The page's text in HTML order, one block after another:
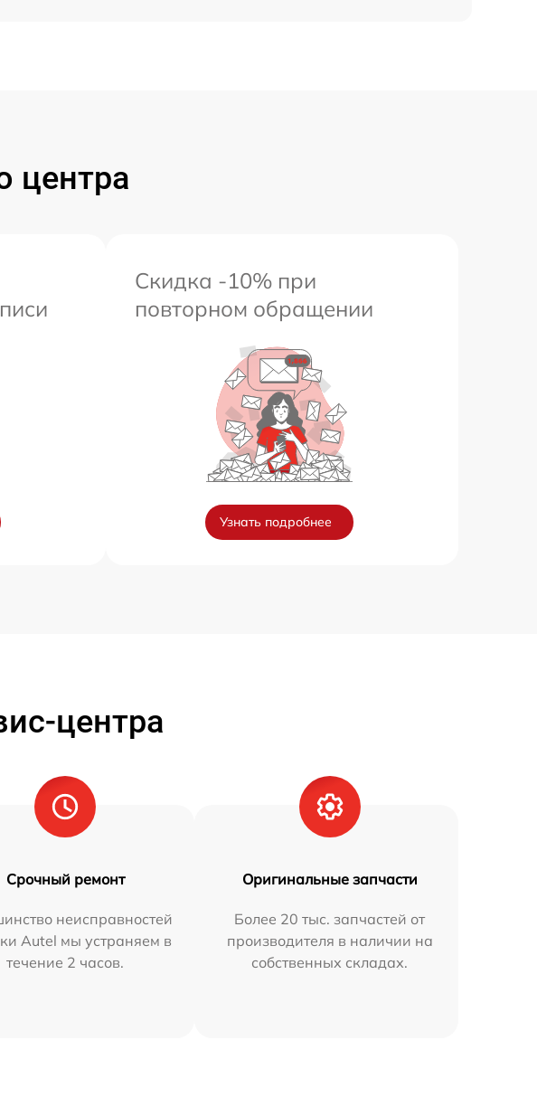
центра
Скидка -10% при
повторном обращении
Узнать подробнее
центра
Срочный ремонт
неисправностей
Autel мы устраняем в
течение 2 часов.
Оригинальные запчасти
Более 20 тыс. запчастей от
производителя в наличии на
собственных складах.